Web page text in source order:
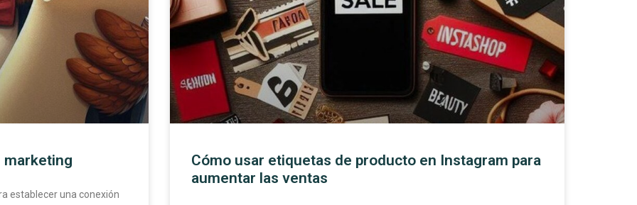
marketing
establecer una conexión
Cómo usar etiquetas de producto en Instagram para
aumentar las ventas